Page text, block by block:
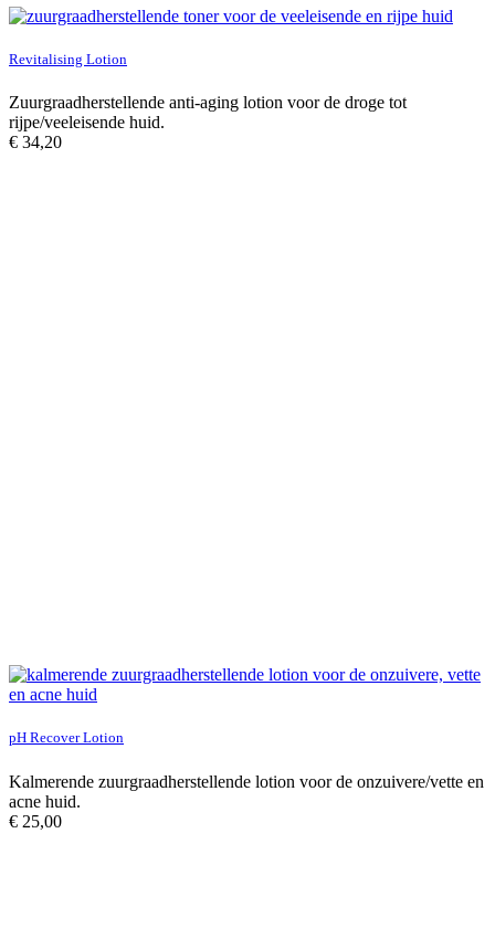
Revitalising Lotion
Zuurgraadherstellende anti-aging lotion voor de droge tot
rijpe/veeleisende huid.
€ 34,20
pH Recover Lotion
Kalmerende zuurgraadherstellende lotion voor de onzuivere/vette en
acne huid.
€ 25,00